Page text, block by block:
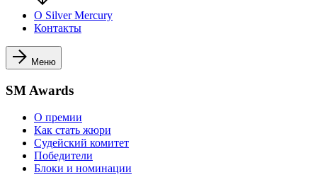
О Silver Mercury
Контакты
Меню
SM Awards
О премии
Как стать жюри
Судейский комитет
Победители
Блоки и номинации